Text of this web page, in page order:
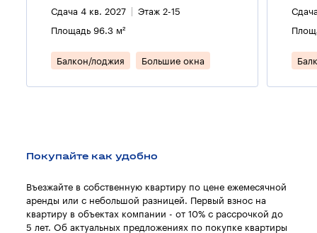
Сдача 4 кв. 2027 Этаж 2-15
Площадь 96.3 м²
Балкон/лоджия Большие окна
Покупайте как удобно
Въезжайте в собственную квартиру по цене ежемесячной
аренды или с небольшой разницей. Первый взнос на
квартиру в объектах компании - от 10% с рассрочкой до
5 лет. Об актуальных предложениях по покупке квартиры